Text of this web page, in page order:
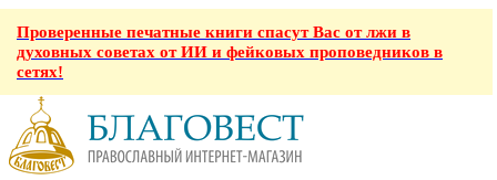
Проверенные печатные книги спасут Вас от лжи в
духовных советах от ИИ и фейковых проповедников в
сетях!